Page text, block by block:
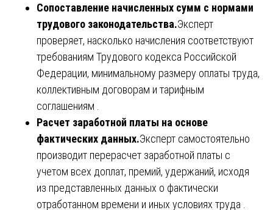
Сопоставление начисленных сумм с нормами
трудового законодательства.Эксперт
проверяет, насколько начисления соответствуют
требованиям Трудового кодекса Российской
Федерации, минимальному размеру оплаты труда,
коллективным договорам и тарифным
соглашениям .
Расчет заработной платы на основе
фактических данных.Эксперт самостоятельно
производит перерасчет заработной платы с
учетом всех доплат, премий, удержаний, исходя
из представленных данных о фактически
отработанном времени и иных условиях труда .